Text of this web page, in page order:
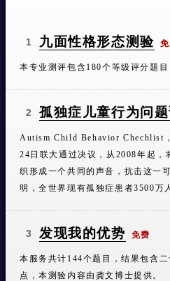
1 九面性格形态测验
本专业测评包含180个等级评分题
2 孤独症儿童行为问
Autism Child Behavior Chechlist
24日联大通过决议，从2008年起
织形成一个共同的声音，抗击这一
明，全世界现有孤独症患者3500万
3 发现我的优势 免费
本服务共计144个题目，结果包含
点，本测验内容由龚文博士提供。